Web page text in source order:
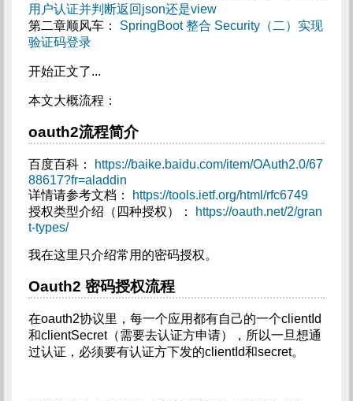
用户认证并判断返回json还是view
第二章顺风车： SpringBoot 整合 Security（二）实现
验证码登录
开始正文了...
本文大概流程：
oauth2流程简介
百度百科：
https://baike.baidu.com/item/OAuth2.0/67
88617?fr=aladdin
详情请参考文档：
https://tools.ietf.org/html/rfc6749
授权类型介绍（四种授权）：
https://oauth.net/2/gran
t-types/
我在这里只介绍常用的密码授权。
Oauth2 密码授权流程
在oauth2协议里，每一个应用都有自己的一个clientId
和clientSecret（需要去认证方申请），所以一旦想通
过认证，必须要有认证方下发的clientId和secret。